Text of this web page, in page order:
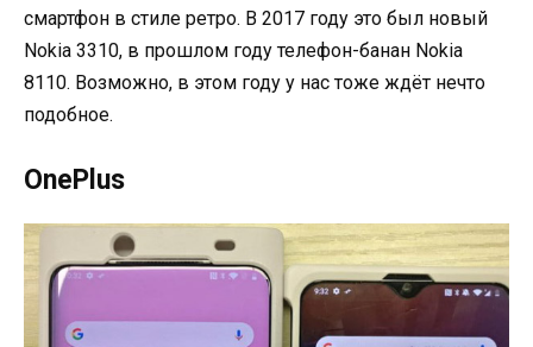
смартфон в стиле ретро. В 2017 году это был новый
Nokia 3310, в прошлом году телефон-банан Nokia
8110. Возможно, в этом году у нас тоже ждёт нечто
подобное.
OnePlus